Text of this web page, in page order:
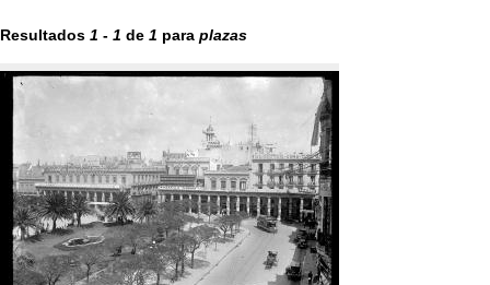
Resultados 1 - 1 de 1 para plazas